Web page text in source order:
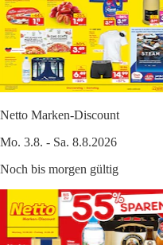
Netto Marken-Discount
Mo. 3.8. - Sa. 8.8.2026
Noch bis morgen gültig